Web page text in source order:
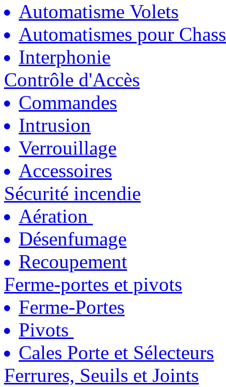
Automatisme Volets
Automatismes pour
Interphonie
Contrôle d'Accès
Commandes
Intrusion
Verrouillage
Accessoires
Sécurité incendie
Aération
Désenfumage
Recoupement
Ferme-portes et pivots
Ferme-Portes
Pivots
Cales Porte et Sélecteurs
Ferrures, Seuils et Joints